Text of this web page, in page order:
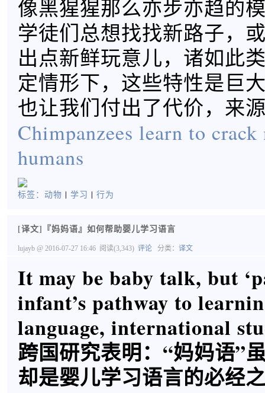
像黑猩猩那么亦步亦趋的
学徒们总想找找新路子，
出点新鲜玩意儿，诸如此
定情形下，这些特性是巨
也让我们付出了代价，来
Chimpanzees learn to
humans
标签： 动物 | 学习 | 行为
[译文]『妈妈语』如何帮助婴儿学习语言
lujayb @ 2016-07-27 16:46 阅读(3,343) 评论 分类： 译文
It may be baby talk, but
infant’s pathway to
language, international
跨国研究表明：“妈妈语”
却是婴儿学习语言的必经